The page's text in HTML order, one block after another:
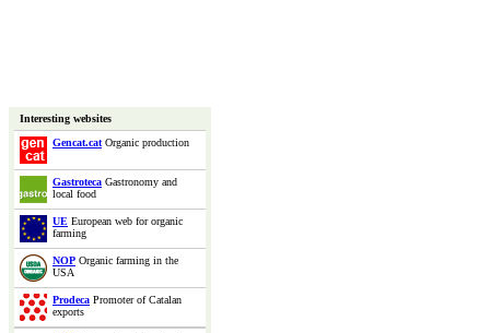
Interesting websites
Gencat.catOrganic production
Gastroteca Gastronomy and
local food
UE European web for organic
farming
NOP Organic farming in the
USA
Prodeca Promoter of Catalan
exports